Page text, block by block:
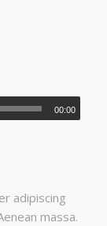
00:00
adipiscing
massa.